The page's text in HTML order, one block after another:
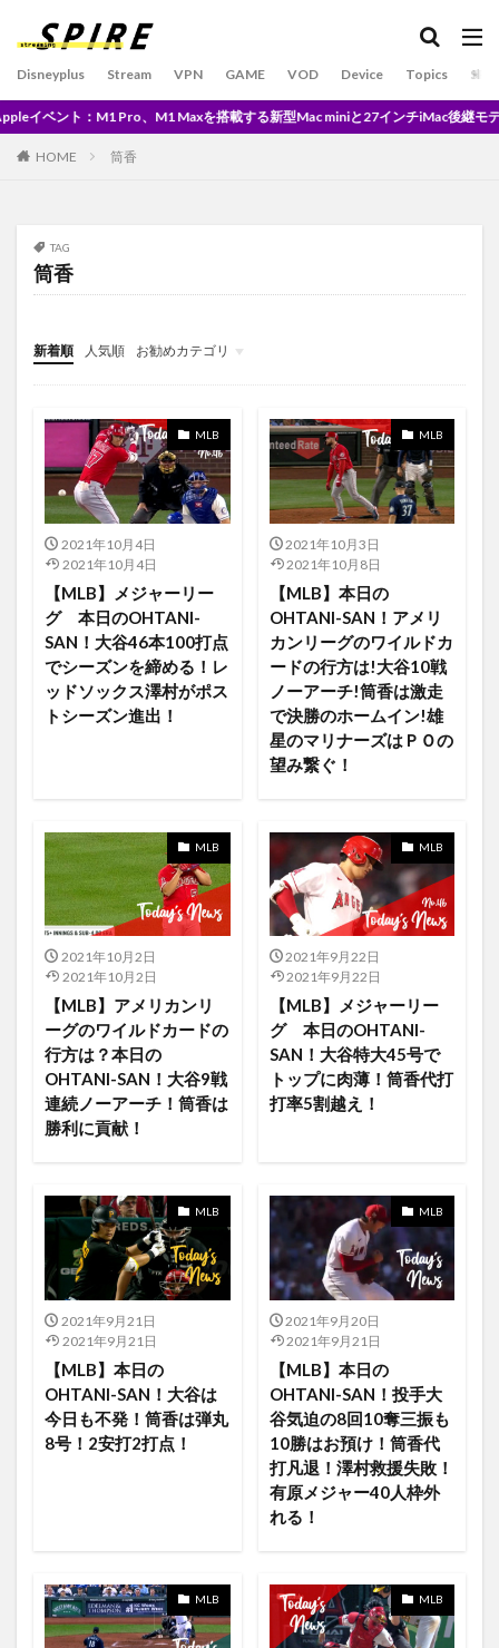
Disneyplus Stream VPN GAME VOD Device Topics
BATES MOTEL/ベイツ･モーテル シーズン１
Beautiful People
BOBA FETT
Boil BOSCH / ボッシュ
Bose
Brandon Marsh
Facetime
Falling
DAZN
disney plus japan Dell
demand
DEMOCRACY
Des Rocs device
DH
Disney +
disney delux
disney plus
disney plus japan when
Dolby Atmo
Disney+
Disney+ 日本 ディズニープラス
disneyland
DisneyPlus
DisnyDELUXE
DMM.com
docomo Dodgers
BabyJake
Augusta
FA残留
Amazonプライム
Amazon Music HDプラン
Amazon Pay
Amazon.co.jp
AmazonMusic
AmazonMusicFree
amazonPrime
AmazonPrimeVideo
Amazonブラックフライデー
america
anakin skywalker Andor
android
Angels
Angels vs Athletics
Angels vs Indians
Amazon Music
Amamzon
Angels vs Rangers
AirPodsPro
Adam Eaton
Adobe
Air Tag
Air4 AirPlay
AKIRA
ALTERNATIVE
Albams
ALBUM
Alexa対応
ALI ALI give it back
All Star Game
AllStar
AppleStore
AppleTV AppleTV OS14
AppleTV+
applewatch
Appleシリコン
Apple独自
Apple製品
Appライブラリ April
AppleOnen
Are You Bored Yet?
Artist
Ash
asohka tano
Athletics vs Angels
Athletics アスレチックス
Audio
ApplePay
AppleOne
AngelsvsRedSox
Apple Arcadeのゲーム
Angelsゲームハイライ
Angelsゲームハイライト
Anniv.
App Clips
Apple
AppleMusic Material Boy Kilby Girl
Apple Silicon
Apple TV +
Apple TV 4K
Apple Watch
AppleAirPods
AppleMacBookPro
Maxを搭載する新型Mac miniと27インチiMac後継モデルが発表※現地時間3月22
HOME 筒香
TAG
筒香
新着順 人気順
お勧めカテゴリ
未分類
MLB
2021年10月4日
2021年10月4日
【MLB】メジャーリー
グ 本日のOHTANI-
SAN！大谷46本100打点
でシーズンを締める！レ
ッドソックス澤村がポス
トシーズン進出！
MLB
2021年10月3日
2021年10月8日
【MLB】本日の
OHTANI-SAN！アメリ
カンリーグのワイルドカ
ードの行方は!大谷10戦
ノーアーチ!筒香は激走
で決勝のホームイン!雄
星のマリナーズはＰＯの
望み繋ぐ！
MLB
2021年10月2日
2021年10月2日
【MLB】アメリカンリ
ーグのワイルドカードの
行方は？本日の
OHTANI-SAN！大谷9戦
連続ノーアーチ！筒香は
勝利に貢献！
MLB
2021年9月22日
2021年9月22日
【MLB】メジャーリー
グ 本日のOHTANI-
SAN！大谷特大45号で
トップに肉薄！筒香代打
打率5割越え！
MLB
2021年9月21日
2021年9月21日
【MLB】本日の
OHTANI-SAN！大谷は
今日も不発！筒香は弾丸
8号！2安打2打点！
MLB
2021年9月20日
2021年9月21日
【MLB】本日の
OHTANI-SAN！投手大
谷気迫の8回10奪三振も
10勝はお預け！筒香代
打凡退！澤村救援失敗！
有原メジャー40人枠外
れる！
MLB MLB